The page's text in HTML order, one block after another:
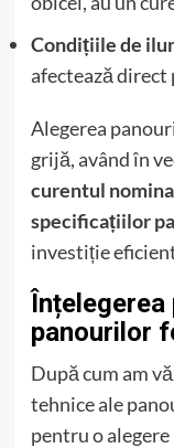
Condițiile de
afectează direct
Alegerea
grijă, având în
curentul
specificațiilor
investiție
panourilor
După cum am
tehnice ale
pentru o